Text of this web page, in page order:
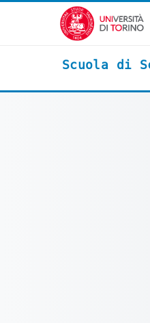
Vai al contenuto
Scuola di